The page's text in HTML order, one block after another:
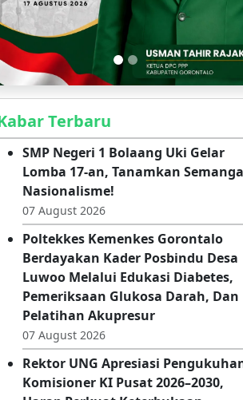
Kabar Terbaru
SMP Negeri 1 Bolaang Uki Gelar
Lomba 17-an, Tanamkan Semangat
Nasionalisme!
07 August 2026
Poltekkes Kemenkes Gorontalo
Berdayakan Kader Posbindu Desa
Luwoo Melalui Edukasi Diabetes,
Pemeriksaan Glukosa Darah, Dan
Pelatihan Akupresur
07 August 2026